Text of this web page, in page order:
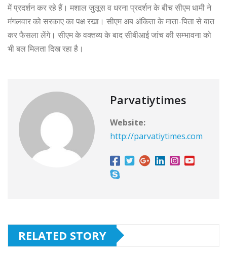
में प्रदर्शन कर रहे हैं। मशाल जुलूस व धरना प्रदर्शन के बीच सीएम धामी ने
मंगलवार को सरकाए का पक्ष रखा। सीएम अब अंकिता के माता-पिता से बात
कर फैसला लेंगे। सीएम के वक्तव्य के बाद सीबीआई जांच की सम्भावना को
भी बल मिलता दिख रहा है।
Parvatiytimes
Website:
http://parvatiytimes.com
RELATED STORY